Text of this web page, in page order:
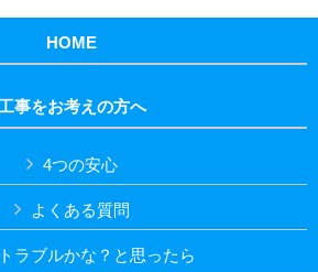
HOME
事をお考えの方へ
4つの安心
よくある質問
ラブルかな？と思ったら